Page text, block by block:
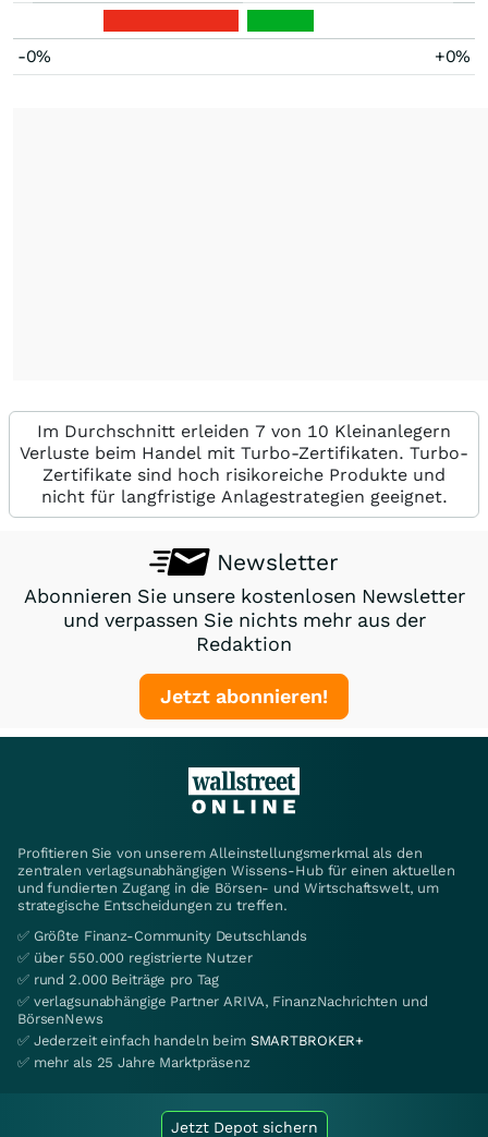
-0% +0%
Im Durchschnitt erleiden 7 von 10 Kleinanlegern
Verluste beim Handel mit Turbo-Zertifikaten. Turbo-
Zertifikate sind hoch risikoreiche Produkte und
nicht für langfristige Anlagestrategien geeignet.
Newsletter
Abonnieren Sie unsere kostenlosen Newsletter
und verpassen Sie nichts mehr aus der
Redaktion
Jetzt abonnieren!
Profitieren Sie von unserem Alleinstellungsmerkmal als den
zentralen verlagsunabhängigen Wissens-Hub für einen aktuellen
und fundierten Zugang in die Börsen- und Wirtschaftswelt, um
strategische Entscheidungen zu treffen.
✅ Größte Finanz-Community Deutschlands
✅ über 550.000 registrierte Nutzer
✅ rund 2.000 Beiträge pro Tag
✅ verlagsunabhängige Partner ARIVA, FinanzNachrichten und
BörsenNews
✅ Jederzeit einfach handeln beim SMARTBROKER+
✅ mehr als 25 Jahre Marktpräsenz
Jetzt Depot sichern